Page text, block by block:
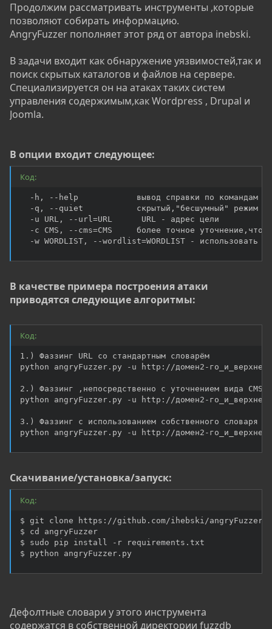
Продолжим рассматривать инструменты ,которые
позволяют собирать информацию.
AngryFuzzer пополняет этот ряд от автора inebski.
В задачи входит как обнаружение уязвимостей,так и
поиск скрытых каталогов и файлов на сервере.
Специализируется он на атаках таких систем
управления содержимым,как Wordpress , Drupal и
Joomla.
В опции входит следующее:
Код:
  -h, --help            вывод справки по командам
  -q, --quiet           скрытый,"бесшумный" режим
  -u URL, --url=URL      URL - адрес цели
-c CMS, --cms=CMS     более точное уточнение,что
-w WORDLIST, --wordlist=WORDLIST - использовать
В качестве примера построения атаки
приводятся следующие алгоритмы:
Код:
1.) Фаззинг URL со стандартным словарём
python angryFuzzer.py -u http://домен2-
2.) Фаззинг ,непосредственно с уточнением вида
python angryFuzzer.py -u http://домен2-
3.) Фаззинг с использованием собственного словаря
python angryFuzzer.py -u http://домен2-
Скачивание/установка/запуск:
Код:
$ git clone https://github.com/ihebski/
$ cd angryFuzzer
$ sudo pip install -r requirements.txt
$ python angryFuzzer.py
Дефолтные словари у этого инструмента
содержатся в собственной директории fuzzdb